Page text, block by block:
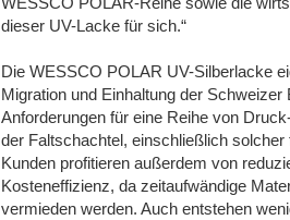
dieser UV-Lacke für sich.“
Die WESSCO POLAR UV-Silberlacke
Migration und Einhaltung der
Anforderungen für eine Reihe von
der Faltschachtel, einschließlich
Kunden profitieren außerdem von
Kosteneffizienz, da zeitaufwändige
vermieden werden. Auch entstehen